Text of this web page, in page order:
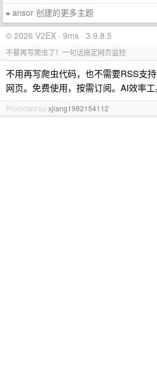
» ansor 创建的更多主题
© 2026 V2EX · 9ms · 3.9.8.5
不要再写爬虫了！一句话搞定网页监控
不用再写爬虫代码，也不需要RSS支
网页。免费使用，按需订阅。AI效率
Promoted byxjiang1982154112